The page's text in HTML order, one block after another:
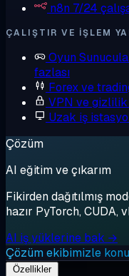
n8n 7/24
ÇALIŞTIR VE IŞLEM
Oyun
fazlası
Forex ve
VPN ve gizlilik
Uzak iş
Çözüm
AI eğitim ve çıkarım
Fikirden dağıtılmış
hazır PyTorch, CUDA,
AI iş yüklerine bak →
Çözüm ekibimizle
Özellikler